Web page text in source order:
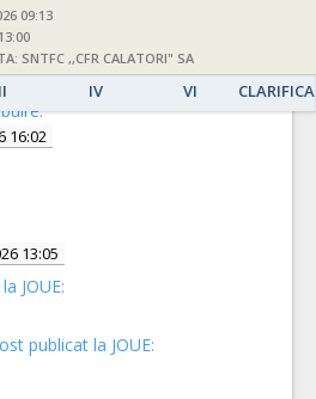
09:13
SNTFC ,,CFR CALATORI" SA
IV VI
16:02
13:05
JOUE:
publicat la JOUE: